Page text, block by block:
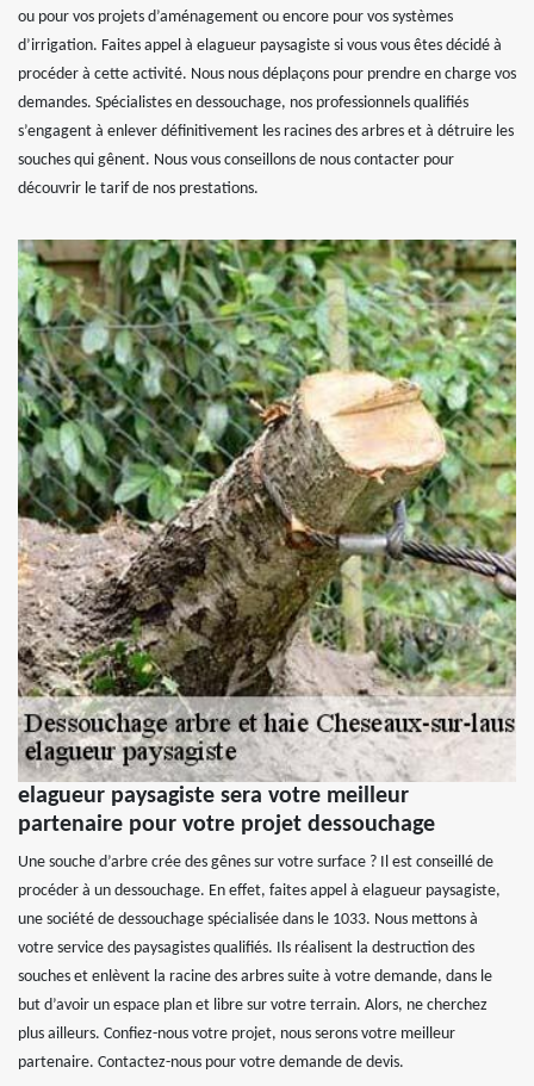
ou pour vos projets d’aménagement ou encore pour vos systèmes
d’irrigation. Faites appel à elagueur paysagiste si vous vous êtes décidé à
procéder à cette activité. Nous nous déplaçons pour prendre en charge vos
demandes. Spécialistes en dessouchage, nos professionnels qualifiés
s’engagent à enlever définitivement les racines des arbres et à détruire les
souches qui gênent. Nous vous conseillons de nous contacter pour
découvrir le tarif de nos prestations.
elagueur paysagiste sera votre meilleur
partenaire pour votre projet dessouchage
Une souche d’arbre crée des gênes sur votre surface ? Il est conseillé de
procéder à un dessouchage. En effet, faites appel à elagueur paysagiste,
une société de dessouchage spécialisée dans le 1033. Nous mettons à
votre service des paysagistes qualifiés. Ils réalisent la destruction des
souches et enlèvent la racine des arbres suite à votre demande, dans le
but d’avoir un espace plan et libre sur votre terrain. Alors, ne cherchez
plus ailleurs. Confiez-nous votre projet, nous serons votre meilleur
partenaire. Contactez-nous pour votre demande de devis.